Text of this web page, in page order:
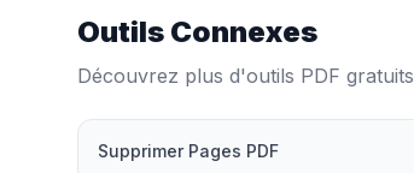
Outils Connexes
Découvrez plus d'outils PDF gratuits
Supprimer Pages PDF